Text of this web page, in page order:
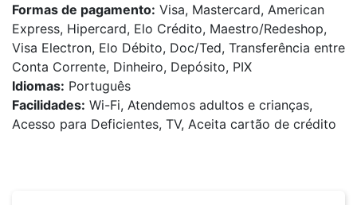
Formas de pagamento: Visa, Mastercard, American
Express, Hipercard, Elo Crédito, Maestro/Redeshop,
Visa Electron, Elo Débito, Doc/Ted, Transferência entre
Conta Corrente, Dinheiro, Depósito, PIX
Idiomas: Português
Facilidades: Wi-Fi, Atendemos adultos e crianças,
Acesso para Deficientes, TV, Aceita cartão de crédito